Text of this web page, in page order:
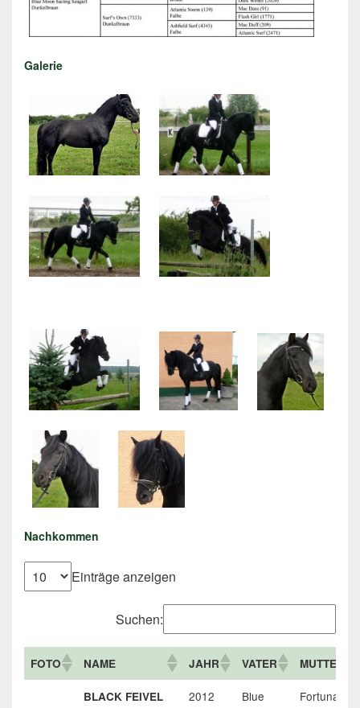
Galerie
Nachkommen
Einträge anzeigen
Suchen:
FOTO NAME JAHR VATER MUTTER
BLACK FEIVEL 2012
Blue
Fortuna